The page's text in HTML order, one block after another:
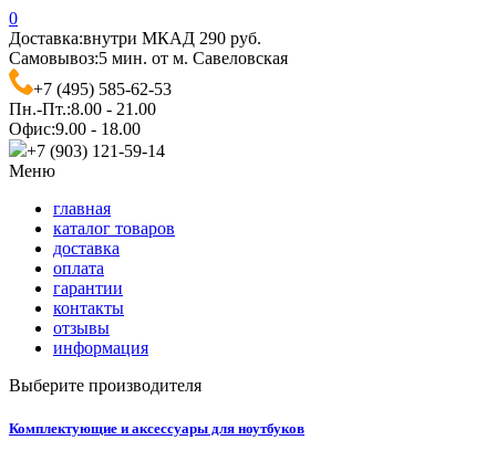
0
Доставка:внутри МКАД 290 руб.
Самовывоз:5 мин. от м. Савеловская
+7 (495) 585-62-53
Пн.-Пт.:8.00 - 21.00
Офис:9.00 - 18.00
+7 (903) 121-59-14
Меню
главная
каталог товаров
доставка
оплата
гарантии
контакты
отзывы
информация
Выберите производителя
Комплектующие и аксессуары для ноутбуков